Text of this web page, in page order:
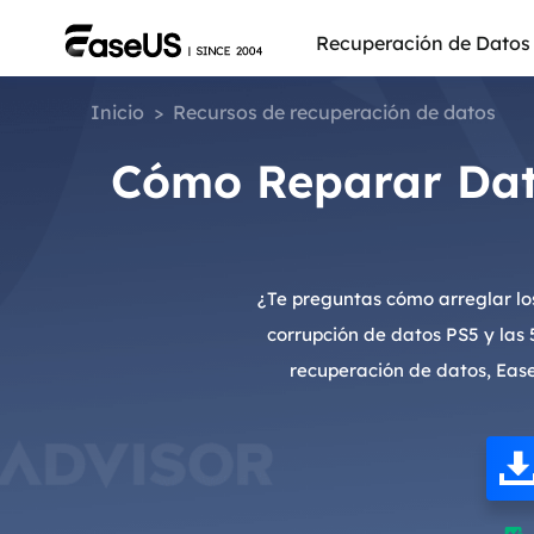
Recuperación de Datos
Más
Inicio > Recursos de recuperación de datos
Cómo Reparar
¿Te preguntas cómo arreglar
corrupción de datos PS5 y
recuperación de datos,